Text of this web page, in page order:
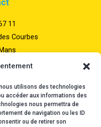
utilisons des technologies
accéder aux informations des
nous permettra de
de navigation ou les ID
ou de retirer son
11
Courbes